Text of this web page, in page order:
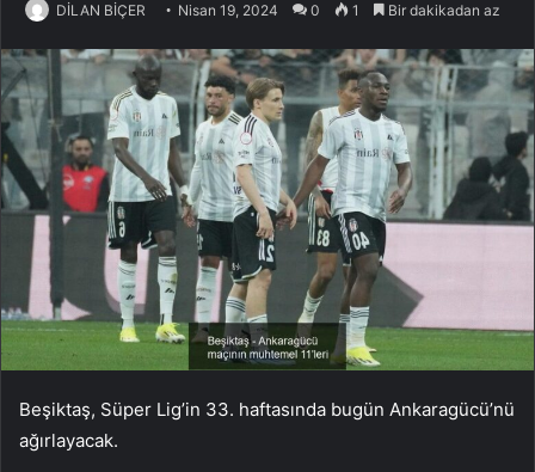
DİLAN BİÇER Nisan 19, 2024 0 1 Bir dakikadan az
Beşiktaş, Süper Lig’in 33. haftasında bugün Ankaragücü’nü
ağırlayacak.